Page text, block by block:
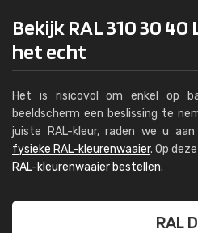
Bekijk RAL 310 30
het echt
Het is risicovol om enkel op
beeldscherm een beslissing te
juiste RAL-kleur, raden we u
fysieke RAL-kleurenwaaier. Op
RAL-kleurenwaaier bestellen.
RAL